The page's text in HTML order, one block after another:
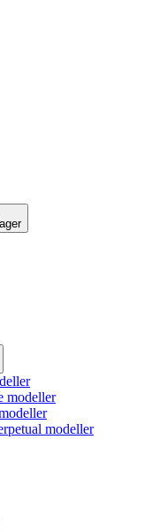
modeller
modeller